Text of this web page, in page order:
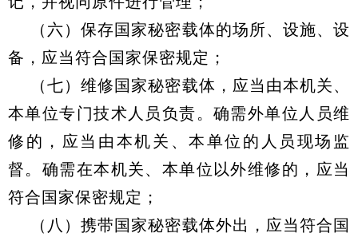
（六）保存国家秘密载体的场所、设施、设
备，应当符合国家保密规定；
（七）维修国家秘密载体，应当由本机关、
本单位专门技术人员负责。确需外单位人员维
修的，应当由本机关、本单位的人员现场监
督。确需在本机关、本单位以外维修的，应当
符合国家保密规定；
（八）携带国家秘密载体外出，应当符合国